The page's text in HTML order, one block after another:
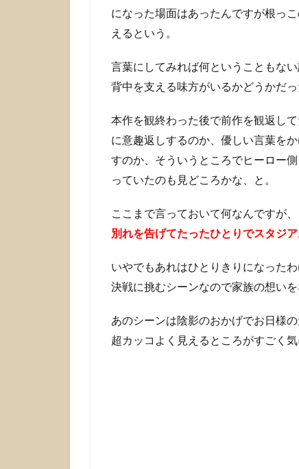
になった場面はあったんですが根っ
えるという。
言葉にしてみれば何ということもな
背中を支える味方がいるかどうかだ
本作を観終わった後で前作を観返し
に意趣返しするのか、優しい言葉を
すのか、そういうところでヒーロー
っていたのも見どころかな、と。
ここまで言っておいて何なんですが
別れを告げてたったひとりでスタジ
いやでもあれはひとりきりになった
決戦に挑むシーンなので家族の想い
あのシーンは陰影のおかげでお日様
超カッコよく見えるところがすごく気